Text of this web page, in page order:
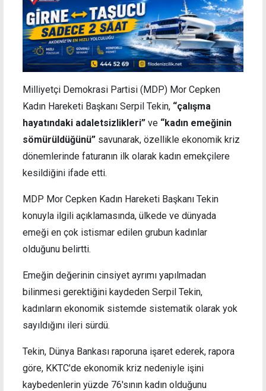
Milliyetçi Demokrasi Partisi (MDP) Mor Cepken
Kadın Hareketi Başkanı Serpil Tekin, “çalışma
hayatındaki adaletsizlikleri” ve “kadın emeğinin
sömürüldüğünü” savunarak, özellikle ekonomik kriz
dönemlerinde faturanın ilk olarak kadın emekçilere
kesildiğini ifade etti.
MDP Mor Cepken Kadın Hareketi Başkanı Tekin
konuyla ilgili açıklamasında, ülkede ve dünyada
emeği en çok istismar edilen grubun kadınlar
olduğunu belirtti.
Emeğin değerinin cinsiyet ayrımı yapılmadan
bilinmesi gerektiğini kaydeden Serpil Tekin,
kadınların ekonomik sistemde sistematik olarak yok
sayıldığını ileri sürdü.
Tekin, Dünya Bankası raporuna işaret ederek, rapora
göre, KKTC'de ekonomik kriz nedeniyle işini
kaybedenlerin yüzde 76'sının kadın olduğunu